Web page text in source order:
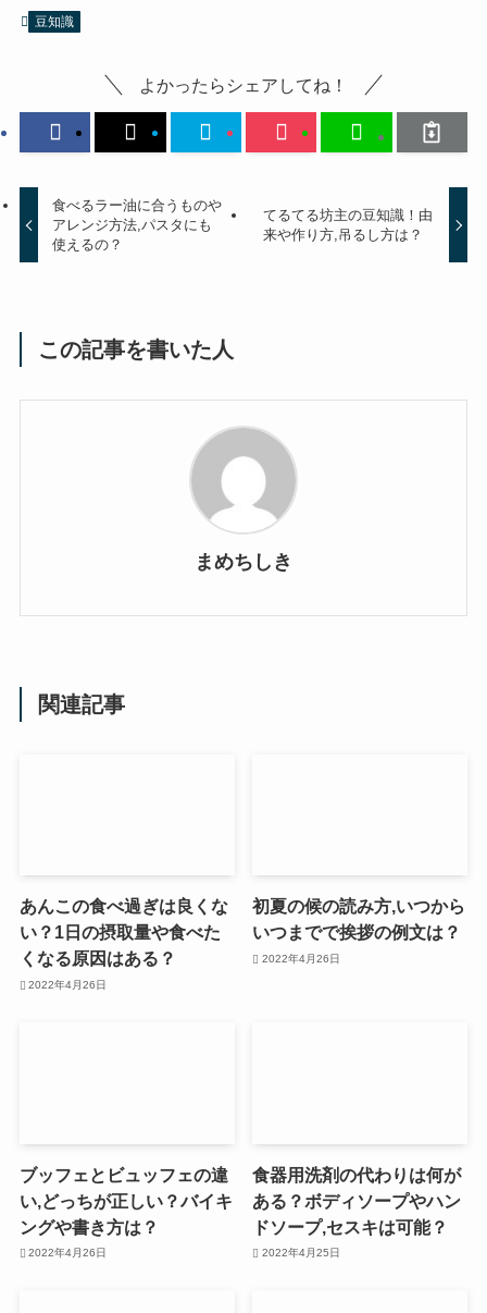
豆知識
よかったらシェアしてね！
食べるラー油に合うものや
アレンジ方法,パスタにも
使えるの？
てるてる坊主の豆知識！由
来や作り方,吊るし方は？
この記事を書いた人
まめちしき
関連記事
あんこの食べ過ぎは良くな
い？1日の摂取量や食べた
くなる原因はある？
2022年4月26日
初夏の候の読み方,いつから
いつまでで挨拶の例文は？
2022年4月26日
ブッフェとビュッフェの違
い,どっちが正しい？バイキ
ングや書き方は？
2022年4月26日
食器用洗剤の代わりは何が
ある？ボディソープやハン
ドソープ,セスキは可能？
2022年4月25日